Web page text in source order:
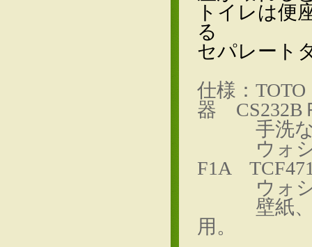
トイレは便
る
セパレート
仕様：
器 CS232B
手洗なし
ウォシュ
F1A
ウォシュ
壁紙、床
用。